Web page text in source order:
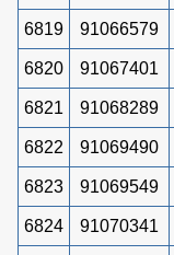
6819 91066579
6820 91067401
6821 91068289
6822 91069490
6823 91069549
6824 91070341